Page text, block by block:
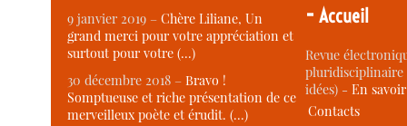
9 janvier 2019 –Chère Liliane, Un
grand merci pour votre appréciation et
surtout pour votre (…)
30 décembre 2018 –Bravo !
Somptueuse et riche présentation de ce
merveilleux poète et érudit. (…)
-Accueil
Revue
idées) -En
Contacts